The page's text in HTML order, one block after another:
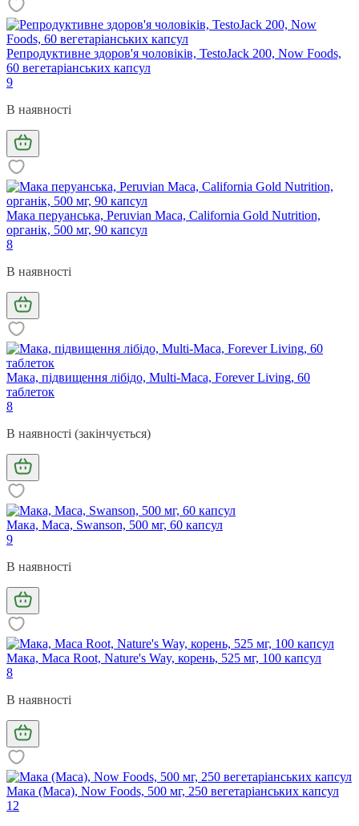
Репродуктивне здоров'я чоловіків, TestoJack 200, Now Foods,
60 вегетаріанських капсул
9
В наявності
Мака перуанська, Peruvian Maca, California Gold Nutrition,
органік, 500 мг, 90 капсул
8
В наявності
Мака, підвищення лібідо, Multi-Maca, Forever Living, 60
таблеток
8
В наявності (закінчується)
Мака, Maca, Swanson, 500 мг, 60 капсул
9
В наявності
Мака, Maca Root, Nature's Way, корень, 525 мг, 100 капсул
8
В наявності
Мака (Maca), Now Foods, 500 мг, 250 вегетаріанських капсул
12